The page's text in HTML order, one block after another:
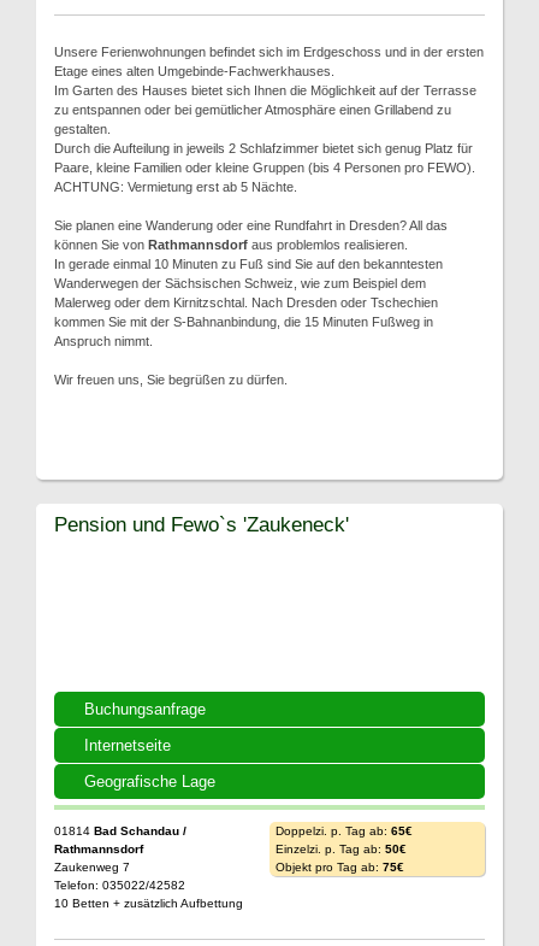
Unsere Ferienwohnungen befindet sich im Erdgeschoss und in der ersten
Etage eines alten Umgebinde-Fachwerkhauses.
Im Garten des Hauses bietet sich Ihnen die Möglichkeit auf der Terrasse
zu entspannen oder bei gemütlicher Atmosphäre einen Grillabend zu
gestalten.
Durch die Aufteilung in jeweils 2 Schlafzimmer bietet sich genug Platz für
Paare, kleine Familien oder kleine Gruppen (bis 4 Personen pro FEWO).
ACHTUNG: Vermietung erst ab 5 Nächte.
Sie planen eine Wanderung oder eine Rundfahrt in Dresden? All das
können Sie von Rathmannsdorf aus problemlos realisieren.
In gerade einmal 10 Minuten zu Fuß sind Sie auf den bekanntesten
Wanderwegen der Sächsischen Schweiz, wie zum Beispiel dem
Malerweg oder dem Kirnitzschtal. Nach Dresden oder Tschechien
kommen Sie mit der S-Bahnanbindung, die 15 Minuten Fußweg in
Anspruch nimmt.
Wir freuen uns, Sie begrüßen zu dürfen.
Buchungsanfrage
Internetseite
Geografische Lage
Pension und Fewo`s 'Zaukeneck'
01814 Bad Schandau /
Rathmannsdorf
Zaukenweg 7
Telefon: 035022/42582
10 Betten + zusätzlich Aufbettung
Doppelzi. p. Tag ab: 65€
Einzelzi. p. Tag ab: 50€
Objekt pro Tag ab: 75€